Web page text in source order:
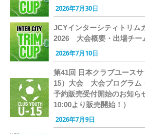
2026年7月30日
JCYインターシティトリム
2026 大会概要・出場チー
2026年7月10日
第41回 日本クラブユース
15）大会 大会プログラム
予約販売受付開始のお知ら
10:00より販売開始！）
2026年7月9日